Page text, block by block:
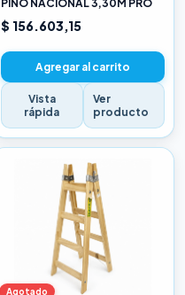
PINO NACIONAL 3,30M PRO
$ 156.603,15
Agregar al carrito
Vista
rápida
Ver
producto
Agotado